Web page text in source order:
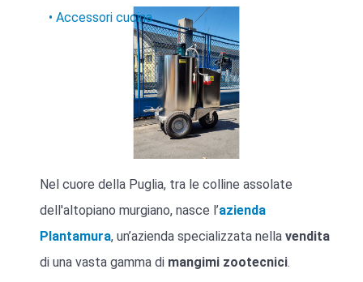
Accessori cucina
Nel cuore della Puglia, tra le colline assolate
dell'altopiano murgiano, nasce l’azienda
Plantamura, un’azienda specializzata nella vendita
di una vasta gamma di mangimi zootecnici.